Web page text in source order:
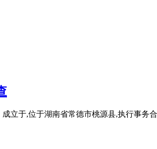
立于,位于湖南省常德市桃源县,执行事